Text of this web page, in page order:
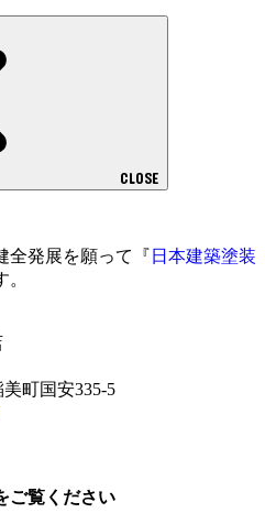
CLOSE
全発展を願って『 日本建築塗装
町国安335-5
ご覧ください